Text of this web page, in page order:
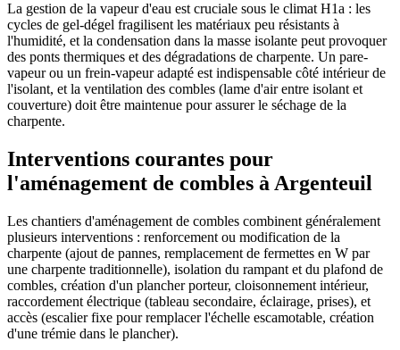
La gestion de la vapeur d'eau est cruciale sous le climat H1a : les
cycles de gel-dégel fragilisent les matériaux peu résistants à
l'humidité, et la condensation dans la masse isolante peut provoquer
des ponts thermiques et des dégradations de charpente. Un pare-
vapeur ou un frein-vapeur adapté est indispensable côté intérieur de
l'isolant, et la ventilation des combles (lame d'air entre isolant et
couverture) doit être maintenue pour assurer le séchage de la
charpente.
Interventions courantes pour
l'aménagement de combles à Argenteuil
Les chantiers d'aménagement de combles combinent généralement
plusieurs interventions : renforcement ou modification de la
charpente (ajout de pannes, remplacement de fermettes en W par
une charpente traditionnelle), isolation du rampant et du plafond de
combles, création d'un plancher porteur, cloisonnement intérieur,
raccordement électrique (tableau secondaire, éclairage, prises), et
accès (escalier fixe pour remplacer l'échelle escamotable, création
d'une trémie dans le plancher).